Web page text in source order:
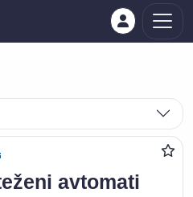
avtomati